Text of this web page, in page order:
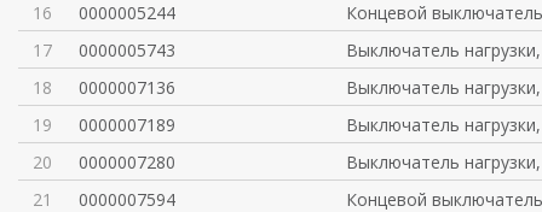
16
0000005244
Концевой выключатель
17
0000005743
Выключатель
18
0000007136
Выключатель
19
0000007189
Выключатель
20
0000007280
Выключатель
21
0000007594
Концевой выключатель